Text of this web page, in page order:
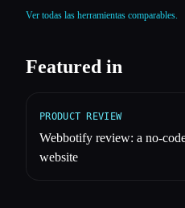
Ver todas las herramientas comparables.
Featured in
PRODUCT REVIEW
Webbotify review: a no-
website